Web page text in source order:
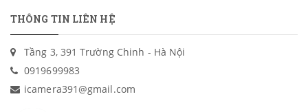
THÔNG TIN LIÊN HỆ
Tầng 3, 391 Trường Chinh - Hà Nội
0919699983
icamera391@gmail.com